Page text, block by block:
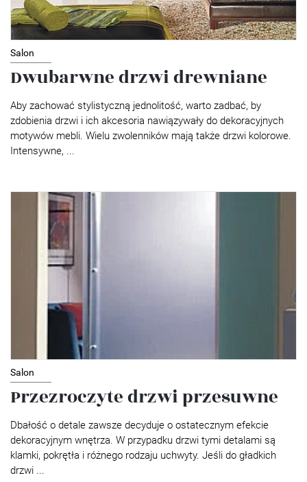
Salon
Dwubarwne drzwi drewniane
Aby zachować stylistyczną jednolitość, warto zadbać, by
zdobienia drzwi i ich akcesoria nawiązywały do dekoracyjnych
motywów mebli. Wielu zwolenników mają także drzwi kolorowe.
Intensywne, ...
Salon
Przezroczyte drzwi przesuwne
Dbałość o detale zawsze decyduje o ostatecznym efekcie
dekoracyjnym wnętrza. W przypadku drzwi tymi detalami są
klamki, pokrętła i różnego rodzaju uchwyty. Jeśli do gładkich
drzwi ...